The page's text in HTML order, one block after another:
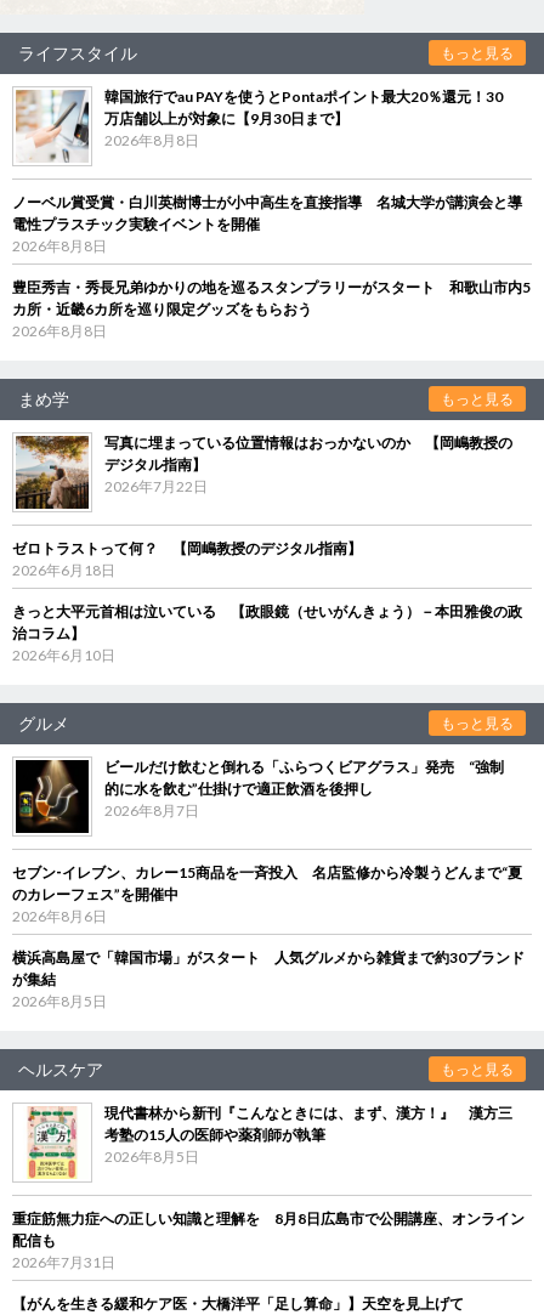
ライフスタイル もっと見る
韓国旅行でau PAYを使うとPontaポイント最大20％還元！30
万店舗以上が対象に【9月30日まで】
2026年8月8日
ノーベル賞受賞・白川英樹博士が小中高生を直接指導 名城大学が講演会と導
電性プラスチック実験イベントを開催
2026年8月8日
豊臣秀吉・秀長兄弟ゆかりの地を巡るスタンプラリーがスタート 和歌山市内5
カ所・近畿6カ所を巡り限定グッズをもらおう
2026年8月8日
まめ学 もっと見る
写真に埋まっている位置情報はおっかないのか 【岡嶋教授の
デジタル指南】
2026年7月22日
ゼロトラストって何？ 【岡嶋教授のデジタル指南】
2026年6月18日
きっと大平元首相は泣いている 【政眼鏡（せいがんきょう）－本田雅俊の政
治コラム】
2026年6月10日
グルメ もっと見る
ビールだけ飲むと倒れる「ふらつくビアグラス」発売 “強制
的に水を飲む”仕掛けで適正飲酒を後押し
2026年8月7日
セブン‐イレブン、カレー15商品を一斉投入 名店監修から冷製うどんまで“夏
のカレーフェス”を開催中
2026年8月6日
横浜高島屋で「韓国市場」がスタート 人気グルメから雑貨まで約30ブランド
が集結
2026年8月5日
ヘルスケア もっと見る
現代書林から新刊『こんなときには、まず、漢方！』 漢方三
考塾の15人の医師や薬剤師が執筆
2026年8月5日
重症筋無力症への正しい知識と理解を 8月8日広島市で公開講座、オンライン
配信も
2026年7月31日
【がんを生きる緩和ケア医・大橋洋平「足し算命」】天空を見上げて